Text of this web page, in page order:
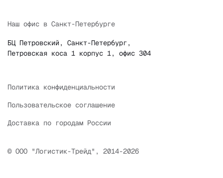
Наш офис в Санкт-Петербурге
БЦ Петровский, Санкт-Петербург,
Петровская коса 1 корпус 1, офис 304
Политика конфиденциальности
Пользовательское соглашение
Доставка по городам России
© ООО "Логистик-Трейд", 2014-2026